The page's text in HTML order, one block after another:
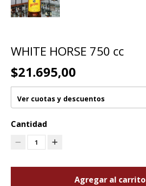
WHITE HORSE 750 cc
$21.695,00
Ver cuotas y descuentos
Cantidad
1
Agregar al carrito